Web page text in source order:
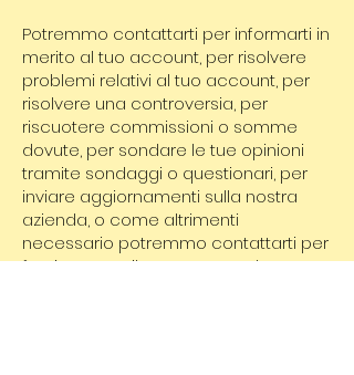
Potremmo contattarti per informarti in
merito al tuo account, per risolvere
problemi relativi al tuo account, per
risolvere una controversia, per
riscuotere commissioni o somme
dovute, per sondare le tue opinioni
tramite sondaggi o questionari, per
inviare aggiornamenti sulla nostra
azienda, o come altrimenti
necessario potremmo contattarti per
far rispettare il nostro Accordo